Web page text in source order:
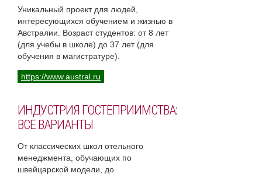
Уникальный проект для людей,
интересующихся обучением и жизнью в
Австралии. Возраст студентов: от 8 лет
(для учебы в школе) до 37 лет (для
обучения в магистратуре).
https://www.austral.ru
ИНДУСТРИЯ ГОСТЕПРИИМСТВА:
ВСЕ ВАРИАНТЫ
От классических школ отельного
менеджмента, обучающих по
швейцарской модели, до